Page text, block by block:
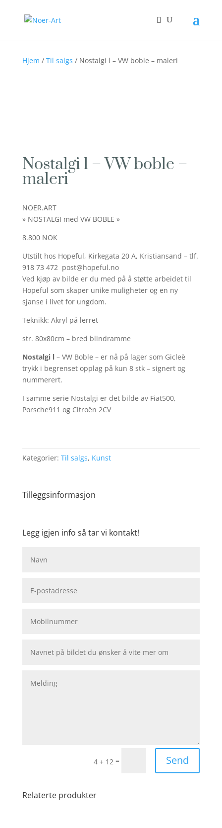
Hjem / Til salgs / Nostalgi l – VW boble – maleri
Nostalgi l – VW boble –
maleri
NOER.ART
» NOSTALGI med VW BOBLE »
8.800 NOK
Utstilt hos Hopeful, Kirkegata 20 A, Kristiansand – tlf.
918 73 472 post@hopeful.no
Ved kjøp av bilde er du med på å støtte arbeidet til
Hopeful som skaper unike muligheter og en ny
sjanse i livet for ungdom.
Teknikk: Akryl på lerret
str. 80x80cm – bred blindramme
Nostalgi l– VW Boble – er nå på lager som Gicleè
trykk i begrenset opplag på kun 8 stk – signert og
nummerert.
I samme serie Nostalgi er det bilde av Fiat500,
Porsche911 og Citroën 2CV
Kategorier: Til salgs, Kunst
Tilleggsinformasjon
Legg igjen info så tar vi kontakt!
4 + 12 = Send
Relaterte produkter